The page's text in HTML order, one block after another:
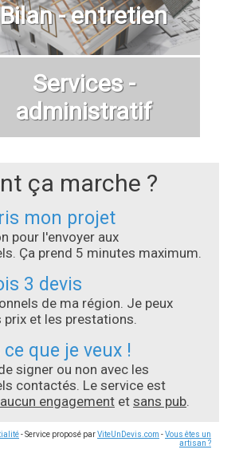
Bilan - entretien
Services -
administratif
ça marche ?
mon projet
pour l'envoyer aux
Ça prend 5 minutes maximum.
3 devis
de ma région. Je peux
prix et les prestations.
que je veux !
signer ou non avec les
contactés. Le service est
aucun engagement et sans pub.
- Service proposé parViteUnDevis.com -Vous êtes un
artisan ?